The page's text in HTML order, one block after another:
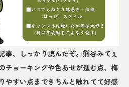
事、しっかり読んだぞ。熊谷みてぇ
チョーキングや色あせが進む点、梅
やすい点まできちんと触れてて好感